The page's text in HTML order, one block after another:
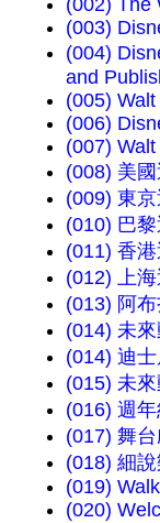
(002) The
(003)
(004)
and
(005)
(006)
(007)
(008) 美
(009) 東
(010) 巴
(011) 香
(012) 上
(013) 阿
(014) 未
(014) 迪
(015) 未
(016) 週
(017) 舞
(018) 細
(019)
(020)